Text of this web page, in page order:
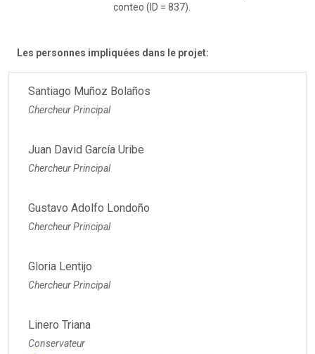
conteo (ID = 837).
Les personnes impliquées dans le projet:
Santiago Muñoz Bolaños
Chercheur Principal
Juan David García Uribe
Chercheur Principal
Gustavo Adolfo Londoño
Chercheur Principal
Gloria Lentijo
Chercheur Principal
Linero Triana
Conservateur